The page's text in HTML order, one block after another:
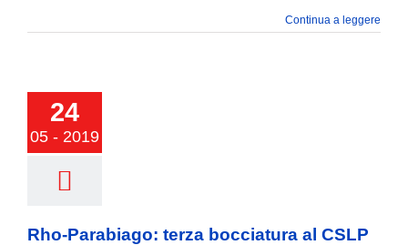
Continua a leggere
24
05 - 2019
Rho-Parabiago: terza bocciatura al CSLP